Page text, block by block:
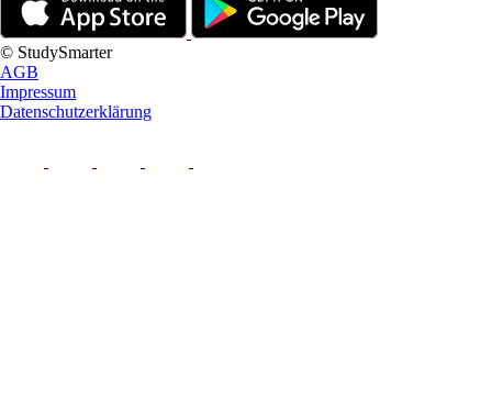
© StudySmarter
AGB
Impressum
Datenschutzerklärung